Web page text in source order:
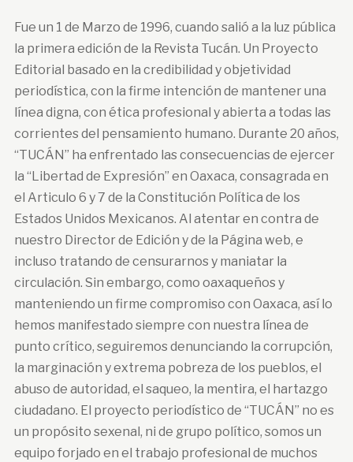
Fue un 1 de Marzo de 1996, cuando salió a la luz pública
la primera edición de la Revista Tucán. Un Proyecto
Editorial basado en la credibilidad y objetividad
periodística, con la firme intención de mantener una
línea digna, con ética profesional y abierta a todas las
corrientes del pensamiento humano. Durante 20 años,
“TUCÁN” ha enfrentado las consecuencias de ejercer
la “Libertad de Expresión” en Oaxaca, consagrada en
el Articulo 6 y 7 de la Constitución Política de los
Estados Unidos Mexicanos. Al atentar en contra de
nuestro Director de Edición y de la Página web, e
incluso tratando de censurarnos y maniatar la
circulación. Sin embargo, como oaxaqueños y
manteniendo un firme compromiso con Oaxaca, así lo
hemos manifestado siempre con nuestra línea de
punto crítico, seguiremos denunciando la corrupción,
la marginación y extrema pobreza de los pueblos, el
abuso de autoridad, el saqueo, la mentira, el hartazgo
ciudadano. El proyecto periodístico de “TUCÁN” no es
un propósito sexenal, ni de grupo político, somos un
equipo forjado en el trabajo profesional de muchos